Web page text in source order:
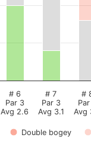
Double bogey
# 6
Par 3
Avg 2.6
# 7
Par 3
Avg 3.1
#
Avg